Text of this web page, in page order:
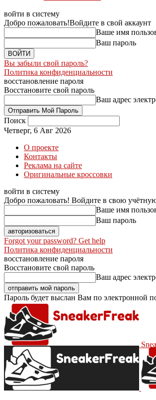
войти в систему
Добро пожаловать!Войдите в свой аккаунт
Ваше имя
Ваш пароль
Вы забыли свой пароль?
Политика конфиденциальности
восстановление пароля
Восстановите свой пароль
Ваш адрес
Поиск
Четверг, 6 Авг 2026
О проекте
Контакты
Реклама на сайте
Оригинальные кроссовки
войти в систему
Добро пожаловать! Войдите в свою
Ваше имя
Ваш пароль
Forgot your password? Get help
Политика конфиденциальности
восстановление пароля
Восстановите свой пароль
Ваш адрес
Пароль будет выслан Вам по электронной